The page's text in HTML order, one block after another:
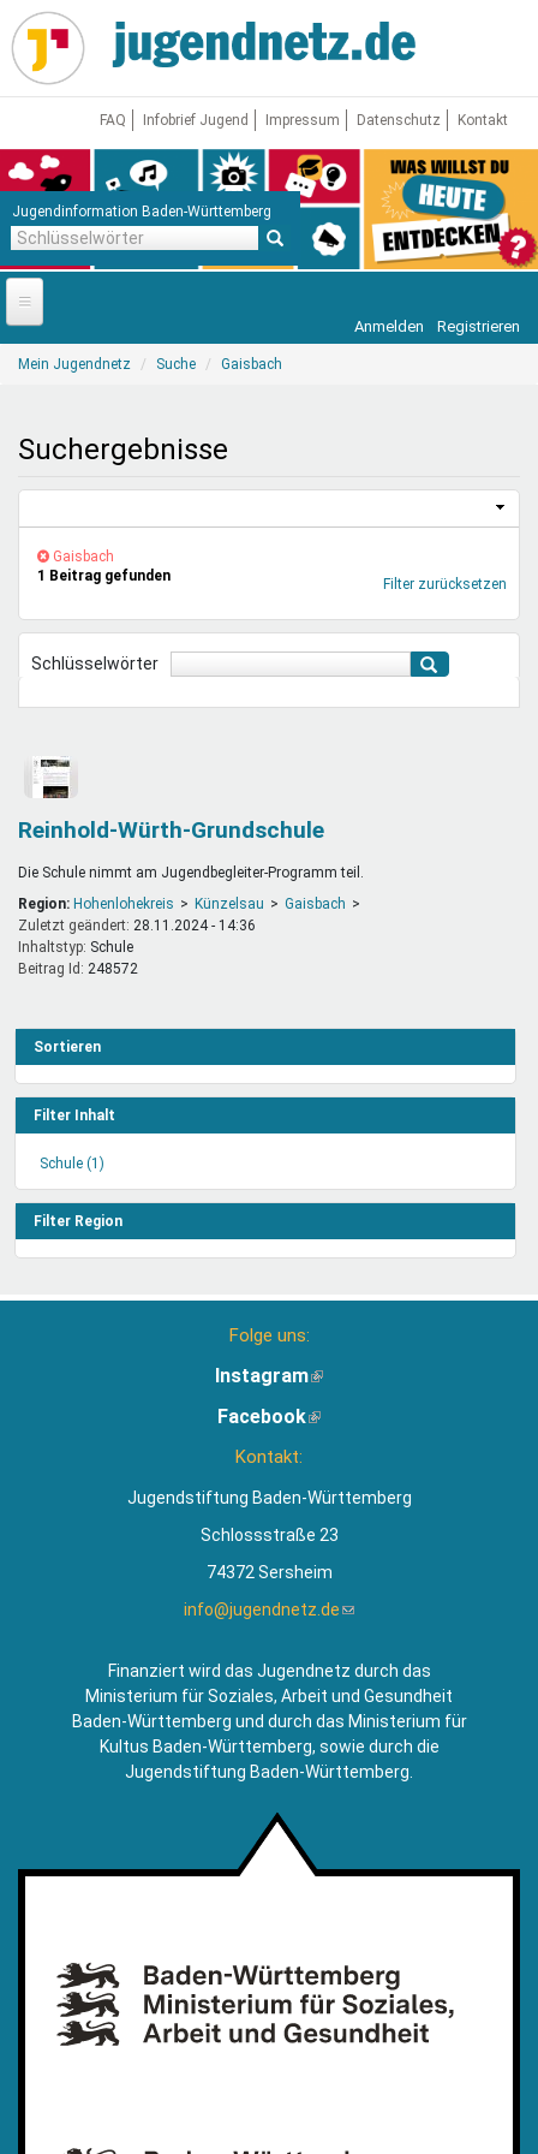
Direkt
zum
Inhalt
FAQ Infobrief Jugend Impressum Datenschutz Kontakt
Jugendinformation Baden-Württemberg
Startseite
Freizeit & Reisen
Mentoren & Projekte
Schule & Beruf
Anmelden Registrieren
Sie
Mein Jugendnetz Suche Gaisbach
Suchergebnisse
(-) Gaisbach-
Filter
Gaisbach
Filter zurücksetzen
1 Beitrag gefunden
Schlüsselwörter
Reinhold-Würth-Grundschule
Die Schule nimmt am Jugendbegleiter-Programm teil.
Region: Hohenlohekreis Künzelsau
Gaisbach
Zuletzt geändert: 28.11.2024 - 14:36
Inhaltstyp:
schule
Beitrag Id: 248572
Sortieren
Filter Inhalt
Schule (1)
Filter
Filter Region
Folge uns:
Instagram(Link
extern)
Facebook(Link
Kontakt:
Jugendstiftung Baden-Württemberg
Schlossstraße 23
74372 Sersheim
info@jugendnetz.de(Link
Mail)
Finanziert wird das Jugendnetz durch das
Ministerium für Soziales, Arbeit und Gesundheit
Baden-Württemberg und durch das Ministerium für
Kultus Baden-Württemberg, sowie durch die
Jugendstiftung Baden-Württemberg.